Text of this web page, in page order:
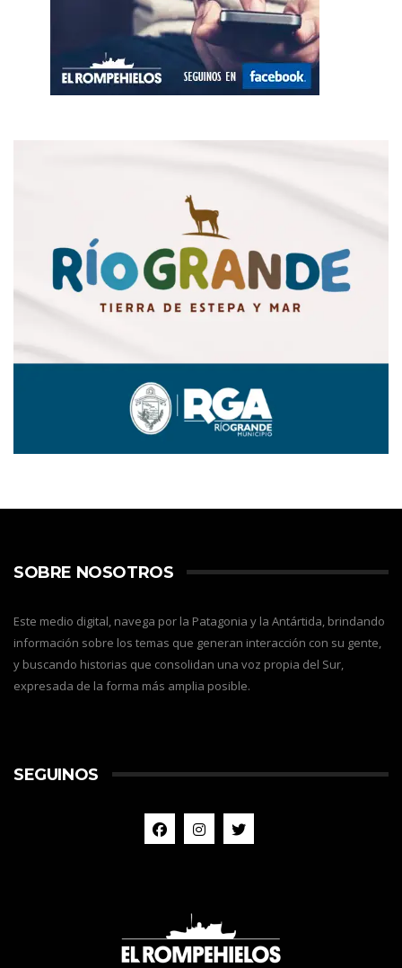
SOBRE NOSOTROS
Este medio digital, navega por la Patagonia y la Antártida, brindando
información sobre los temas que generan interacción con su gente,
y buscando historias que consolidan una voz propia del Sur,
expresada de la forma más amplia posible.
SEGUINOS